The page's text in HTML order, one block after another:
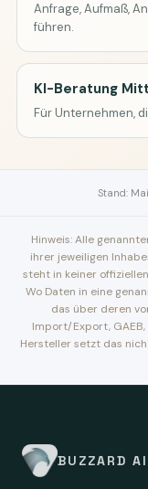
Anfrage, Aufmaß,
führen.
KI-Beratung
Für Unternehmen,
Stand:
Hinweis: Alle
ihrer jeweiligen
steht in keiner
Wo Daten in eine
das über deren
Import/Export, GAEB,
Hersteller setzt das
BUZZARD AI